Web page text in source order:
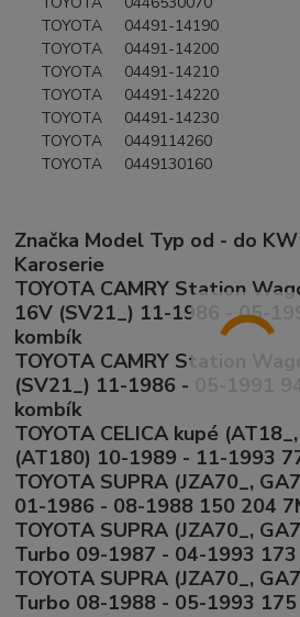
TOYOTA 04491-14190
TOYOTA 04491-14200
TOYOTA 04491-14210
TOYOTA 04491-14220
TOYOTA 04491-14230
TOYOTA 0449114260
TOYOTA 0449130160
Značka Model Typ od - do
Karoserie
TOYOTA CAMRY Station
16V (SV21_) 11-1986 - 05-
kombík
TOYOTA CAMRY Station
(SV21_) 11-1986 - 05-1991
kombík
TOYOTA CELICA kupé
(AT180) 10-1989 - 11-1993
TOYOTA SUPRA (JZA70_,
01-1986 - 08-1988 150 204
TOYOTA SUPRA (JZA70_,
Turbo 09-1987 - 04-1993
TOYOTA SUPRA (JZA70_,
Turbo 08-1988 - 05-1993